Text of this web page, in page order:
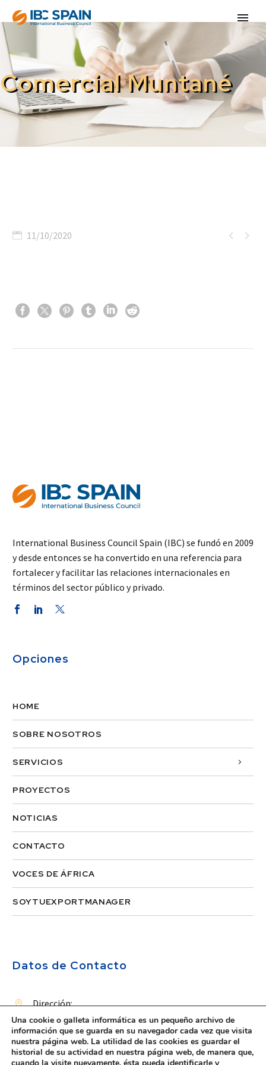
Comercial Muntané
 
11/10/2020
International Business Council Spain (IBC) se fundó en 2009
y desde entonces se ha convertido en una referencia para
fortalecer y facilitar las relaciones internacionales en
términos del sector público y privado.
Opciones
HOME
SOBRE NOSOTROS
SERVICIOS
PROYECTOS
NOTICIAS
CONTACTO
VOCES DE ÁFRICA
SOYTUEXPORTMANAGER
Datos de Contacto


Dirección:
Ruiz de Alda, 12, 1D
35007, Las Palmas de Gran Canaria
Las Palmas, España.
Una cookie o galleta informática es un pequeño archivo de
información que se guarda en su navegador cada vez que visita
nuestra página web. La utilidad de las cookies es guardar el
historial de su actividad en nuestra página web, de manera que,